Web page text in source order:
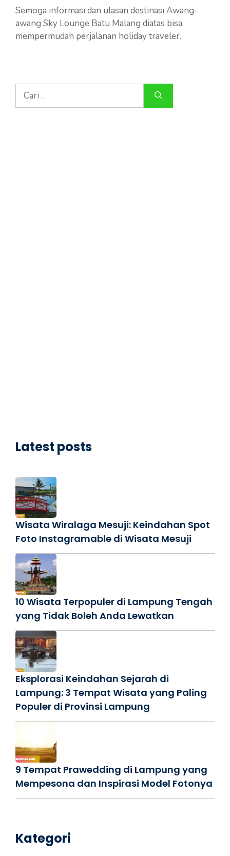
Semoga informasi dan ulasan destinasi Awang-
awang Sky Lounge Batu Malang diatas bisa
mempermudah perjalanan holiday traveler.
Cari
untuk:
Latest posts
Wisata Wiralaga Mesuji: Keindahan Spot
Foto Instagramable di Wisata Mesuji
10 Wisata Terpopuler di Lampung Tengah
yang Tidak Boleh Anda Lewatkan
Eksplorasi Keindahan Sejarah di
Lampung: 3 Tempat Wisata yang Paling
Populer di Provinsi Lampung
9 Tempat Prawedding di Lampung yang
Mempesona dan Inspirasi Model Fotonya
Kategori